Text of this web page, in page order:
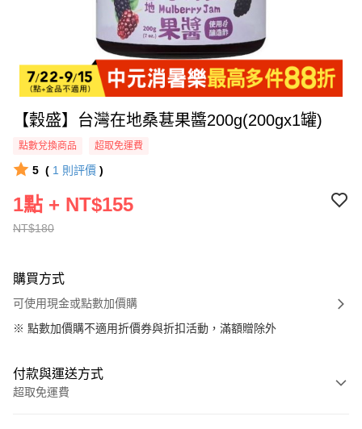
【穀盛】台灣在地桑葚果醬200g(200gx1罐)
點數兌換商品 超取免運費
5 ( 1 則評價 )
NT$180
1點 + NT$155
購買方式
可使用現金或點數加價購
※ 點數加價購不適用折價券與折扣活動，滿額贈除外
付款與運送方式
超取免運費